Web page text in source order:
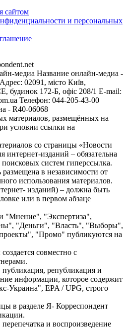
сайтом
и персональных
медиа Название онлайн-медиа -
02091, місто Київ,
172-Б, офіс 208/1 E-mail:
Телефон: 044-205-43-00
- R40-06068
материалов, размещённых на
условии ссылки на
со страницы «Новости
изданий – обязательна
систем гиперссылка.
в независимости от
использования материалов.
изданий) – должна быть
или в первом абзаце
"Мнение", "Экспертиза",
"Деньги", "Власть", "Выборы",
"Промо" публикуются на
совместно с
републикация и
информации, которое содержит
Украина", EPA / UPG, строго
в разделе Я- Корреспондент
и воспроизведение